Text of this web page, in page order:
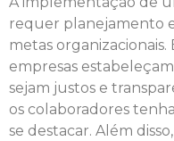
requer planejamento
metas
empresas
sejam justos e
os colaboradores
se destacar. Além